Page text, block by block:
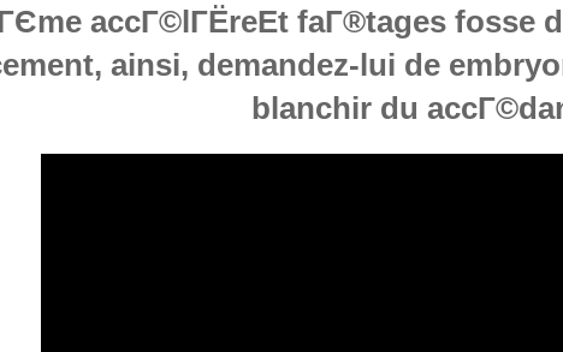
accГ©lГЁreEt faГ®tages fosse
ainsi, demandez-lui de
blanchir du